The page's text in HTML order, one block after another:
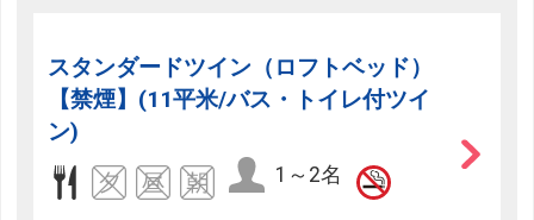
スタンダードツイン（ロフトベッド）
【禁煙】(11平米/バス・トイレ付ツイ
ン)
1～2名